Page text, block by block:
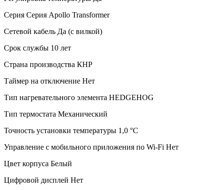
Серия Серия Apollo Transformer
Сетевой кабель Да (с вилкой)
Срок службы 10 лет
Страна производства КНР
Таймер на отключение Нет
Тип нагревательного элемента HEDGEHOG
Тип термостата Механический
Точность установки температуры 1,0 °С
Управление c мобильного приложения по Wi-Fi Нет
Цвет корпуса Белый
Цифровой дисплей Нет